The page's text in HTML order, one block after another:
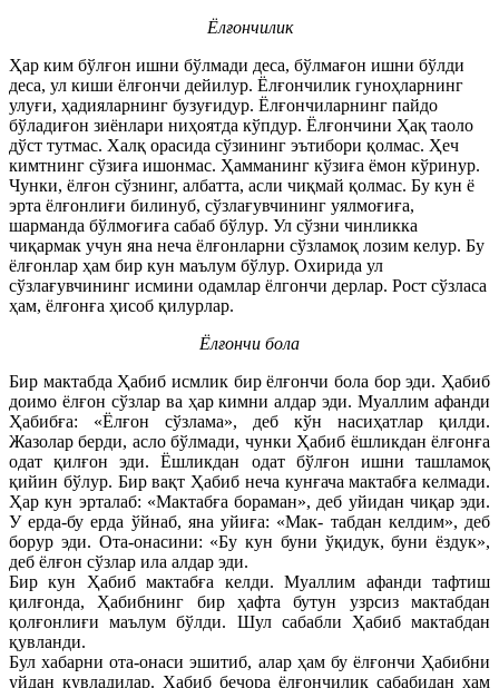
Ёлғончилик
Ҳар ким бўлғон ишни бўлмади деса, бўлмағон ишни бўлди
деса, ул киши ёлғончи дейилур. Ёлғончилик гуноҳларнинг
улуғи, ҳадияларнинг бузуғидур. Ёлғончиларнинг пайдо
бўладиғон зиёнлари ниҳоятда кўпдур. Ёлғончини Ҳақ таоло
дўст тутмас. Халқ орасида сўзининг эътибори қолмас. Ҳеч
кимтнинг сўзиға ишонмас. Ҳамманинг кўзиға ёмон кўринур.
Чунки, ёлғон сўзнинг, албатта, асли чиқмай қолмас. Бу кун ё
эрта ёлғонлиғи билинуб, сўзлағувчининг уялмоғиға,
шарманда бўлмоғиға сабаб бўлур. Ул сўзни чинликка
чиқармак учун яна неча ёлғонларни сўзламоқ лозим келур. Бу
ёлғонлар ҳам бир кун маълум бўлур. Охирида ул
сўзлағувчининг исмини одамлар ёлгончи дерлар. Рост сўзласа
ҳам, ёлғонға ҳисоб қилурлар.
Ёлғончи бола
Бир мактабда Ҳабиб исмлик бир ёлғончи бола бор эди. Ҳабиб
доимо ёлғон сўзлар ва ҳар кимни алдар эди. Муаллим афанди
Ҳабибға: «Ёлғон сўзлама», деб кўн насиҳатлар қилди.
Жазолар берди, асло бўлмади, чунки Ҳабиб ёшликдан ёлғонға
одат қилғон эди. Ёшликдан одат бўлғон ишни ташламоқ
қийин бўлур. Бир вақт Ҳабиб неча кунғача мактабға келмади.
Ҳар кун эрталаб: «Мактабға бораман», деб уйидан чиқар эди.
У ерда-бу ерда ўйнаб, яна уйиға: «Мак- табдан келдим», деб
борур эди. Ота-онасини: «Бу кун буни ўқидук, буни ёздук»,
деб ёлғон сўзлар ила алдар эди.
Бир кун Ҳабиб мактабға келди. Муаллим афанди тафтиш
қилғонда, Ҳабибнинг бир ҳафта бутун узрсиз мактабдан
қолғонлиғи маълум бўлди. Шул сабабли Ҳабиб мактабдан
қувланди.
Бул хабарни ота-онаси эшитиб, алар ҳам бу ёлғончи Ҳабибни
уйдан қувладилар. Ҳабиб бечора ёлғончилик сабабидан ҳам